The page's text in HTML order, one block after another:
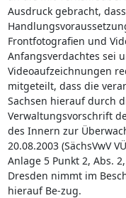
Ausdruck gebracht,
Frontfotografien und
Anfangsverdachtes sei
Videoaufzeichnungen
mitgeteilt, dass die
Sachsen hierauf durch
Verwaltungsvorschrift
des Innern zur
20.08.2003 (SächsVwV
Anlage 5 Punkt 2, Abs.
Dresden nimmt im
hierauf Be-zug.